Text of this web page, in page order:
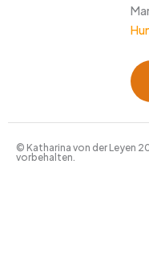
© Katharina von der Leyen
vorbehalten.